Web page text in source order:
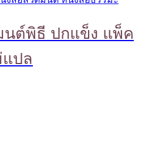
นต์พิธี ปกแข็ง แพ็ค
ปล